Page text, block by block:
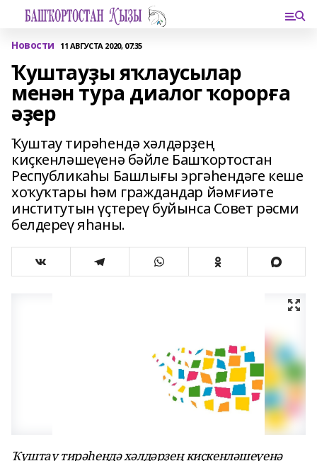
Новости 11 АВГУСТА 2020, 07:35
Ҡуштауҙы яҡлаусылар
менән тура диалог ҡорорға
әҙер
Ҡуштау тирәһендә хәлдәрҙең
киҫкенләшеүенә бәйле Башҡортостан
Республикаһы Башлығы эргәһендәге кеше
хоҡуҡтары һәм граждандар йәмғиәте
институтын үҫтереү буйынса Совет рәсми
белдереү яһаны.
Ҡуштау тирәһендә хәлдәрҙең киҫкенләшеүенә